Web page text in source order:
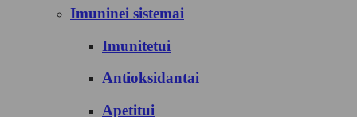
Imuninei sistemai
Imunitetui
Antioksidantai
Apetitui